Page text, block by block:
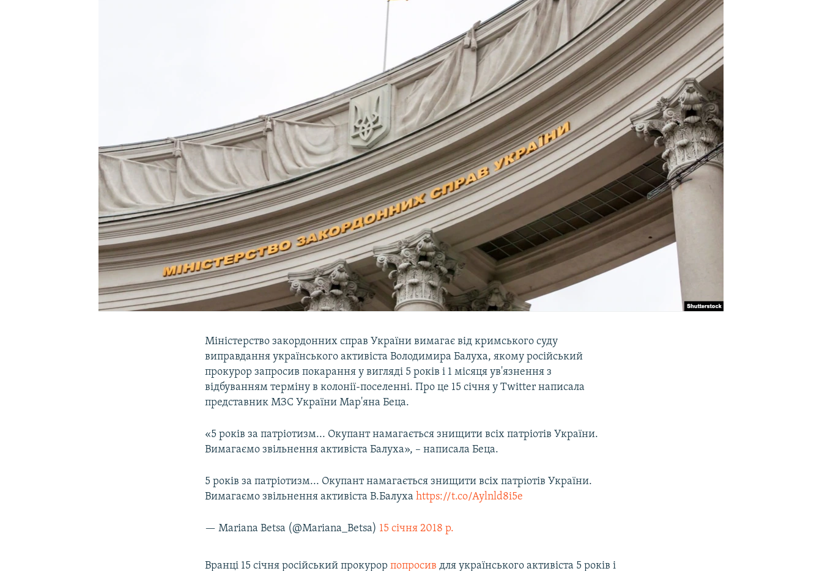
Міністерство закордонних справ України вимагає від кримського суду
виправдання українського активіста Володимира Балуха, якому російський
прокурор запросив покарання у вигляді 5 років і 1 місяця ув'язнення з
відбуванням терміну в колонії-поселенні. Про це 15 січня у Twitter написала
представник МЗС України Мар'яна Беца.
«5 років за патріотизм... Окупант намагається знищити всіх патріотів України.
Вимагаємо звільнення активіста Балуха», – написала Беца.
5 років за патріотизм... Окупант намагається знищити всіх патріотів України.
Вимагаємо звільнення активіста В.Балухаhttps://t.co/Aylnld8i5e
— Mariana Betsa (@Mariana_Betsa) 15 січня 2018 р.
Вранці 15 січня російський прокурорпопросив для українського активіста 5 років і